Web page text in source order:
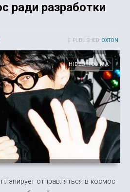
ради разработки
PUBLISHED: OXTON
HIDEO KOJIMA
отправляться в космос